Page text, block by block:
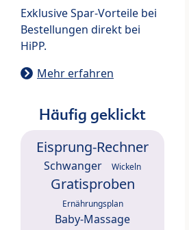
Exklusive Spar-Vorteile bei
Bestellungen direkt bei
HiPP.
Mehr erfahren
Häufig geklickt
Eisprung-Rechner
Schwanger Wickeln
Gratisproben
Ernährungsplan
Baby-Massage